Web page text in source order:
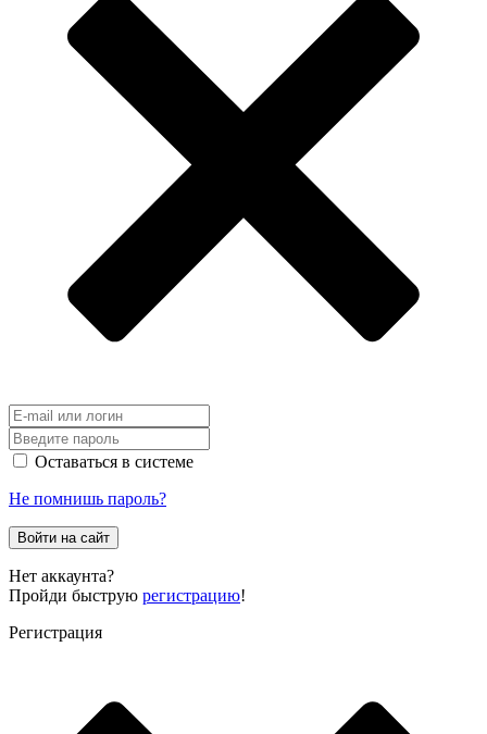
Оставаться в системе
Не помнишь пароль?
Войти на сайт
Нет аккаунта?
Пройди быструю регистрацию!
Регистрация